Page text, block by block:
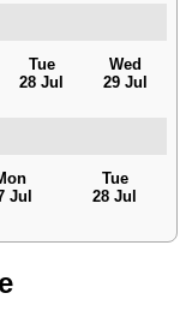
Tue
28 Jul
Wed
29 Jul
Jul
Tue
28 Jul